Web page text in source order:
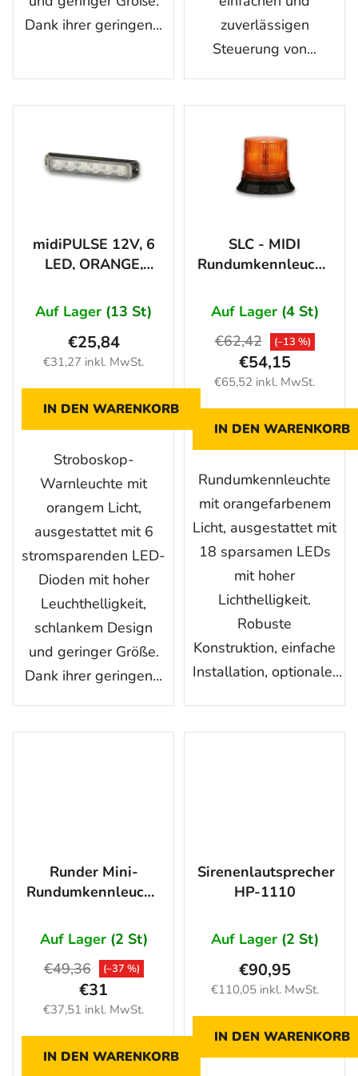
Dank ihrer geringen...
zuverlässigen
Steuerung von...
midiPULSE 12V, 6
LED, ORANGE,
ABDECKUNG
Auf Lager (13 St)
€31,27 inkl. MwSt.
€25,84
IN DEN WARENKORB
Stroboskop-
Warnleuchte mit
orangem Licht,
ausgestattet mit 6
stromsparenden LED-
Dioden mit hoher
Leuchthelligkeit,
schlankem Design
und geringer Größe.
Dank ihrer geringen...
SLC - MIDI
Rundumkennleuchte
ORANGE 12/24V
Auf Lager (4 St)
€65,52 inkl. MwSt.
€54,15
€62,42 (–13 %)
IN DEN WARENKORB
Rundumkennleuchte
mit orangefarbenem
Licht, ausgestattet mit
18 sparsamen LEDs
mit hoher
Lichthelligkeit.
Robuste
Konstruktion, einfache
Installation, optionale...
Runder Mini-
Rundumkennleuchte
12/24V
Auf Lager (2 St)
€37,51 inkl. MwSt.
€31
€49,36 (–37 %)
IN DEN WARENKORB
Sirenenlautsprecher
HP-1110
Auf Lager (2 St)
€110,05 inkl. MwSt.
€90,95
IN DEN WARENKORB